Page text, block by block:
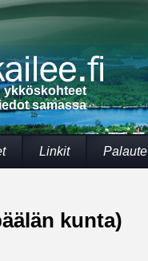
ykköskohteet
samassa
Linkit Palaute
kunta)